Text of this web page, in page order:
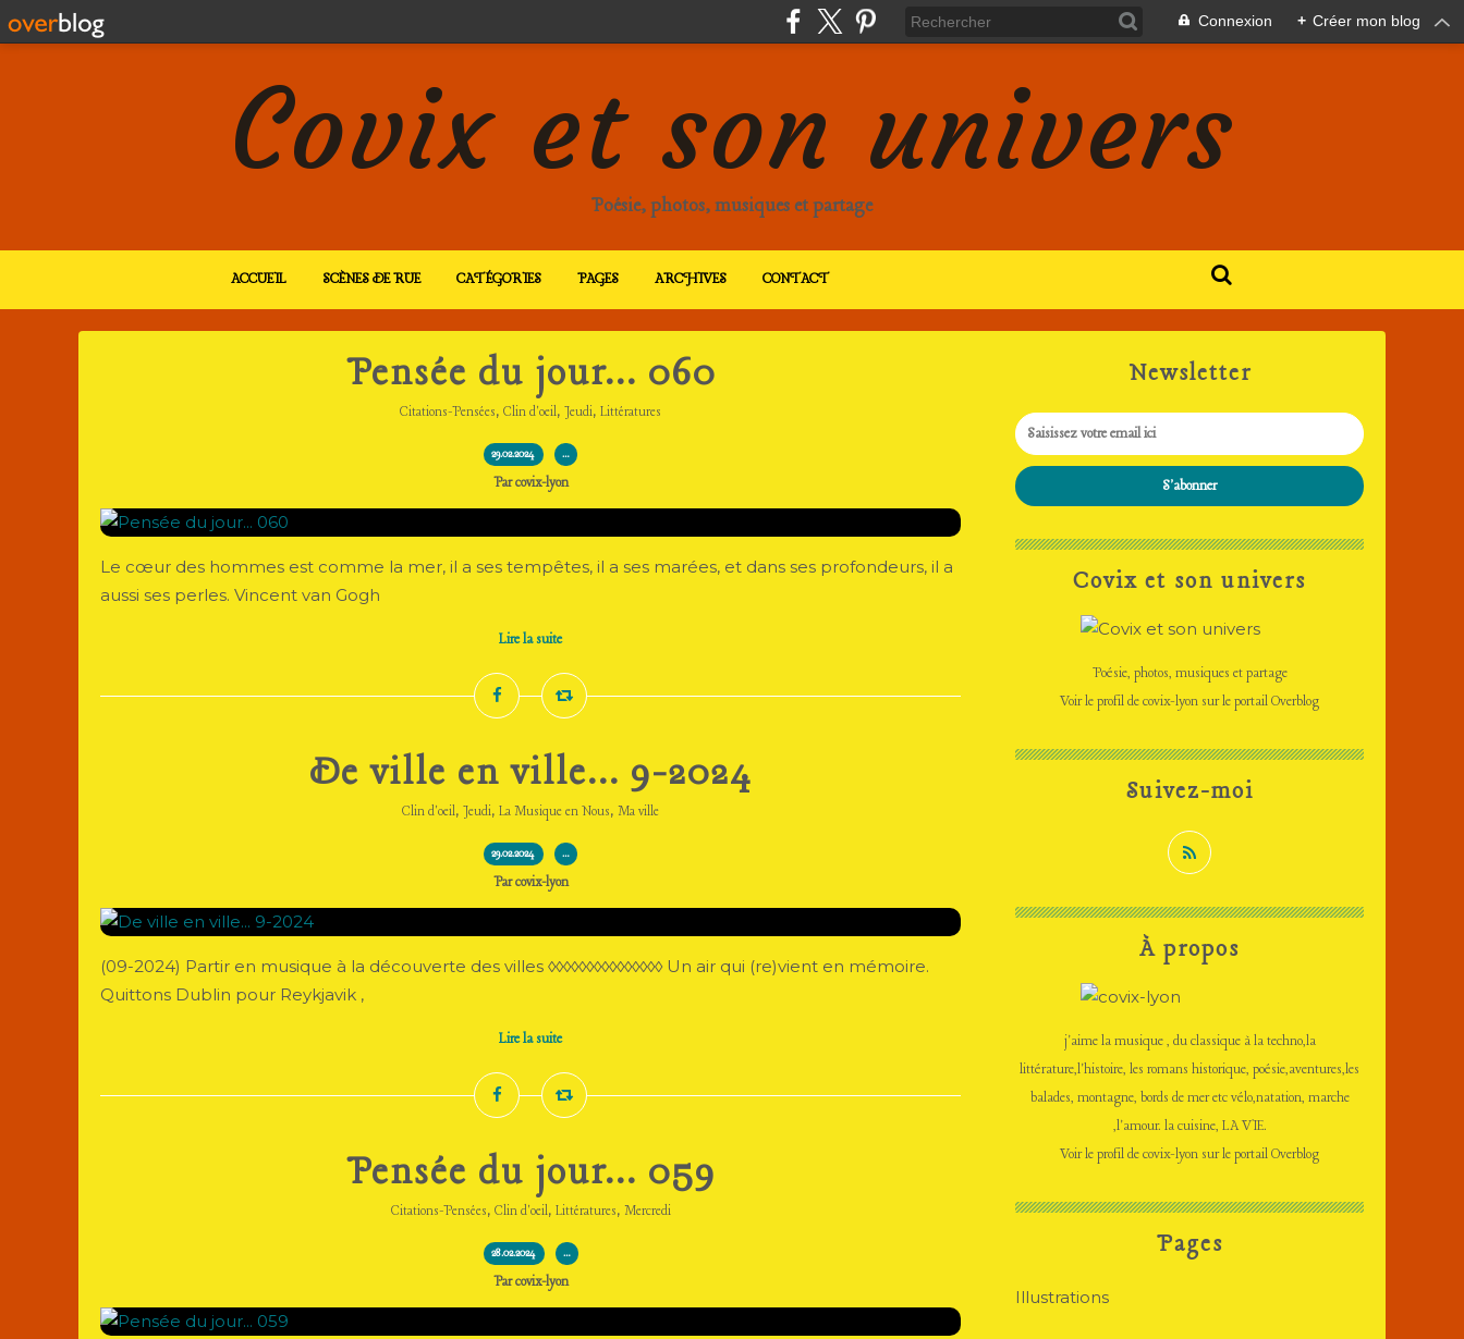
Connexion + Créer mon blog
Covix et son univers
Poésie, photos, musiques et partage
ACCUEIL SCÈNES DE RUE CATÉGORIES PAGES ARCHIVES CONTACT
Pensée du jour... 060
Citations-Pensées, Clin d'oeil, Jeudi, Littératures
29.02.2024 …
Par covix-lyon
Le cœur des hommes est comme la mer, il a ses tempêtes, il a ses marées, et dans ses profondeurs, il a
aussi ses perles. Vincent van Gogh
Lire la suite
De ville en ville... 9-2024
Clin d'oeil, Jeudi, La Musique en Nous, Ma ville
29.02.2024 …
Par covix-lyon
(09-2024) Partir en musique à la découverte des villes ◊◊◊◊◊◊◊◊◊◊◊◊◊◊◊ Un air qui (re)vient en mémoire.
Quittons Dublin pour Reykjavik ,
Lire la suite
Pensée du jour... 059
Citations-Pensées, Clin d'oeil, Littératures, Mercredi
28.02.2024 …
Par covix-lyon
Newsletter
Pages
Illustrations
Covix et son univers
Poésie, photos, musiques et partage
Voir le profil decovix-lyon sur le portail Overblog
Suivez-moi
À propos
j'aime la musique , du classique à la techno,la
littérature,l'histoire, les romans historique, poésie,aventures,les
balades, montagne, bords de mer etc vélo,natation, marche
,l'amour. la cuisine, LA VIE.
Voir le profil decovix-lyon sur le portail Overblog